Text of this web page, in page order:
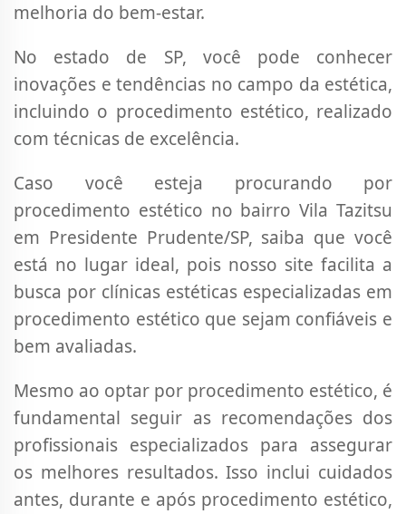
melhoria do bem-estar.
No estado de SP, você pode conhecer
inovações e tendências no campo da estética,
incluindo o procedimento estético, realizado
com técnicas de excelência.
Caso você esteja procurando por
procedimento estético no bairro Vila Tazitsu
em Presidente Prudente/SP, saiba que você
está no lugar ideal, pois nosso site facilita a
busca por clínicas estéticas especializadas em
procedimento estético que sejam confiáveis e
bem avaliadas.
Mesmo ao optar por procedimento estético, é
fundamental seguir as recomendações dos
profissionais especializados para assegurar
os melhores resultados. Isso inclui cuidados
antes, durante e após procedimento estético,